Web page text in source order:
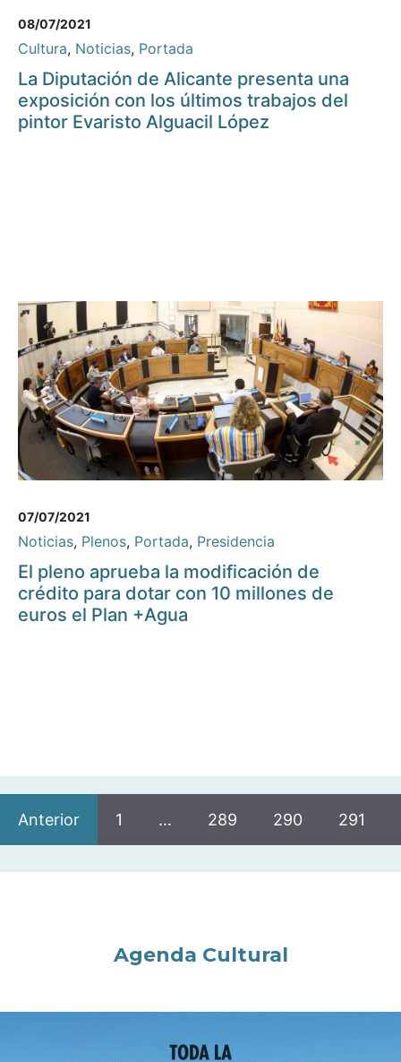
08/07/2021
Cultura, Noticias, Portada
La Diputación de Alicante presenta una
exposición con los últimos trabajos del
pintor Evaristo Alguacil López
07/07/2021
Noticias, Plenos, Portada, Presidencia
El pleno aprueba la modificación de
crédito para dotar con 10 millones de
euros el Plan +Agua
Anterior 1 … 289 290 291
Agenda Cultural